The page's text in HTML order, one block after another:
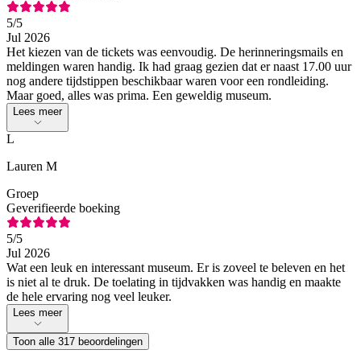
5/5
Jul 2026
Het kiezen van de tickets was eenvoudig. De herinneringsmails en
meldingen waren handig. Ik had graag gezien dat er naast 17.00 uur
nog andere tijdstippen beschikbaar waren voor een rondleiding.
Maar goed, alles was prima. Een geweldig museum.
Lees meer
L
Lauren M
Groep
Geverifieerde boeking
5/5
Jul 2026
Wat een leuk en interessant museum. Er is zoveel te beleven en het
is niet al te druk. De toelating in tijdvakken was handig en maakte
de hele ervaring nog veel leuker.
Lees meer
Toon alle 317 beoordelingen